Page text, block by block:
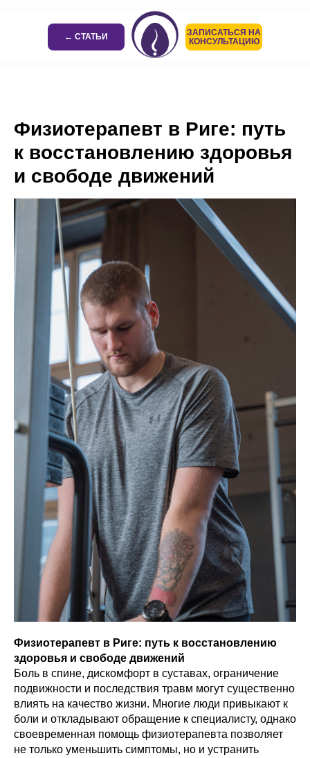
← СТАТЬИ
ЗАПИСАТЬСЯ НА
КОНСУЛЬТАЦИЮ
Физиотерапевт в Риге: путь
к восстановлению здоровья
и свободе движений
Физиотерапевт в Риге: путь к восстановлению
здоровья и свободе движений
Боль в спине, дискомфорт в суставах, ограничение
подвижности и последствия травм могут существенно
влиять на качество жизни. Многие люди привыкают к
боли и откладывают обращение к специалисту, однако
своевременная помощь физиотерапевта позволяет
не только уменьшить симптомы, но и устранить